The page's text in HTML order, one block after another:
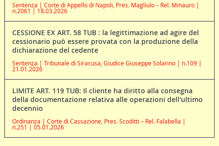
Sentenza | Corte di Appello di Napoli, Pres. Magliulo – Rel. Minauro |
n.2061 | 18.03.2026
CESSIONE EX ART. 58 TUB : la legittimazione ad agire del
cessionario può essere provata con la produzione della
dichiarazione del cedente
Sentenza | Tribunale di Siracusa, Giudice Giuseppe Solarino | n.109 |
21.01.2026
LIMITE ART. 119 TUB: Il cliente ha diritto alla consegna
della documentazione relativa alle operazioni dell'ultimo
decennio
Ordinanza | Corte di Cassazione, Pres. Scoditti – Rel. Falabella |
n.251 | 05.01.2026